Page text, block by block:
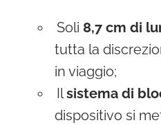
Soli 8,7 cm di
tutta la
in viaggio;
Ilsistema di
dispositivo si